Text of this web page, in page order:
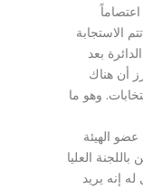
الاستجابة
بعد
أن هناك
وهو ما
الهيئة
العليا
له إنه يريد